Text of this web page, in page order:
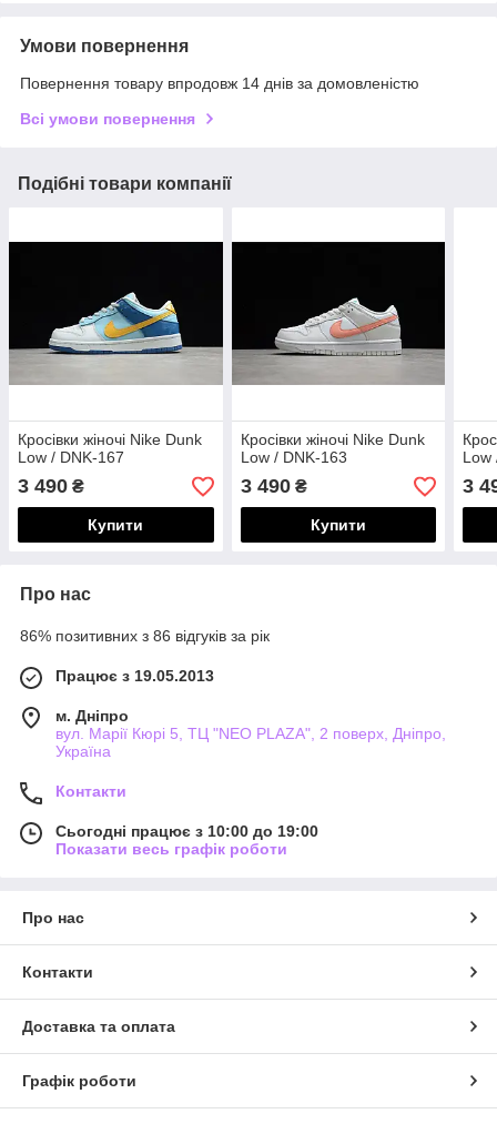
Умови повернення
Повернення товару впродовж 14 днів за домовленістю
Всі умови повернення
Подібні товари компанії
Кросівки жіночі Nike Dunk
Low / DNK-167
3 490 ₴
Купити
Кросівки жіночі Nike Dunk
Low / DNK-163
3 490₴
Купити
Low
3
Про нас
86% позитивних з 86 відгуків за рік
Працює з 19.05.2013
м. Дніпро
вул. Марії Кюрі 5, ТЦ "NEO PLAZA", 2 поверх, Дніпро,
Україна
Контакти
Сьогодні працює з 10:00 до 19:00
Показати весь графік роботи
Про нас
Контакти
Доставка та оплата
Графік роботи